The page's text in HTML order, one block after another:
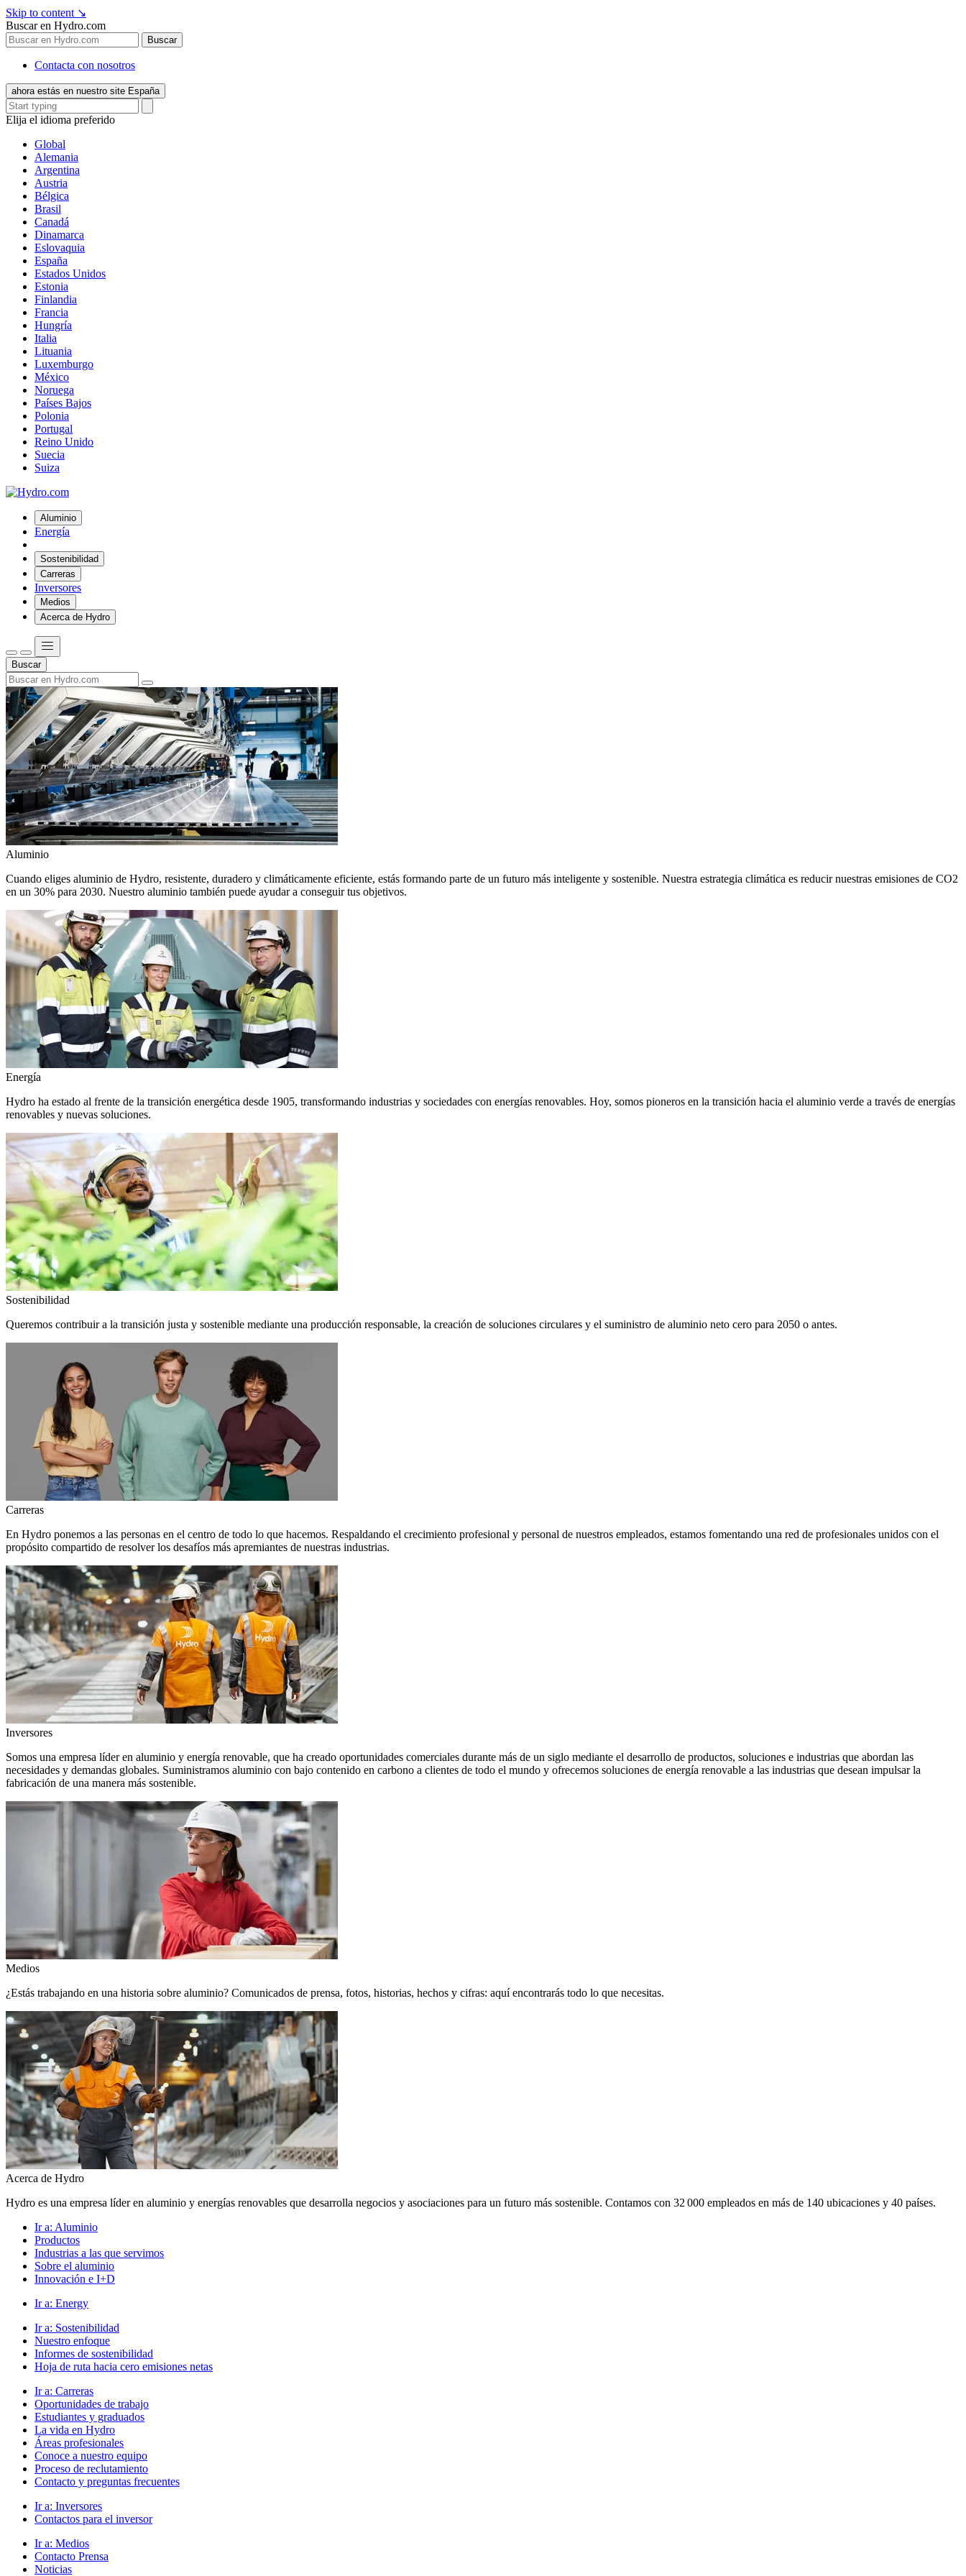
Skip to content ↘
Buscar en Hydro.com
Buscar
Contacta con nosotros
ahora estás en nuestro site España
Elija el idioma preferido
Global
Alemania
Argentina
Austria
Bélgica
Brasil
Canadá
Dinamarca
Eslovaquia
España
Estados Unidos
Estonia
Finlandia
Francia
Hungría
Italia
Lituania
Luxemburgo
México
Noruega
Países Bajos
Polonia
Portugal
Reino Unido
Suecia
Suiza
Aluminio
Energía
Sostenibilidad
Carreras
Inversores
Medios
Acerca de Hydro
Buscar
Aluminio
Cuando eliges aluminio de Hydro, resistente, duradero y climáticamente eficiente, estás formando parte de un futuro más inteligente y sostenible. Nuestra estrategia climática es reducir nuestras emisiones de CO2
en un 30% para 2030. Nuestro aluminio también puede ayudar a conseguir tus objetivos.
Energía
Hydro ha estado al frente de la transición energética desde 1905, transformando industrias y sociedades con energías renovables. Hoy, somos pioneros en la transición hacia el aluminio verde a través de energías
renovables y nuevas soluciones.
Sostenibilidad
Queremos contribuir a la transición justa y sostenible mediante una producción responsable, la creación de soluciones circulares y el suministro de aluminio neto cero para 2050 o antes.
Carreras
En Hydro ponemos a las personas en el centro de todo lo que hacemos. Respaldando el crecimiento profesional y personal de nuestros empleados, estamos fomentando una red de profesionales unidos con el
propósito compartido de resolver los desafíos más apremiantes de nuestras industrias.
Inversores
Somos una empresa líder en aluminio y energía renovable, que ha creado oportunidades comerciales durante más de un siglo mediante el desarrollo de productos, soluciones e industrias que abordan las
necesidades y demandas globales. Suministramos aluminio con bajo contenido en carbono a clientes de todo el mundo y ofrecemos soluciones de energía renovable a las industrias que desean impulsar la
fabricación de una manera más sostenible.
Medios
¿Estás trabajando en una historia sobre aluminio? Comunicados de prensa, fotos, historias, hechos y cifras: aquí encontrarás todo lo que necesitas.
Acerca de Hydro
Hydro es una empresa líder en aluminio y energías renovables que desarrolla negocios y asociaciones para un futuro más sostenible. Contamos con 32 000 empleados en más de 140 ubicaciones y 40 países.
Ir a: Aluminio
Productos
Industrias a las que servimos
Sobre el aluminio
Innovación e I+D
Ir a: Energy
Ir a: Sostenibilidad
Nuestro enfoque
Informes de sostenibilidad
Hoja de ruta hacia cero emisiones netas
Ir a: Carreras
Oportunidades de trabajo
Estudiantes y graduados
La vida en Hydro
Áreas profesionales
Conoce a nuestro equipo
Proceso de reclutamiento
Contacto y preguntas frecuentes
Ir a: Inversores
Contactos para el inversor
Ir a: Medios
Contacto Prensa
Noticias